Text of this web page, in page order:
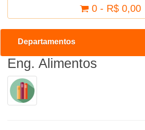
0 - R$ 0,00
Departamentos
Eng. Alimentos